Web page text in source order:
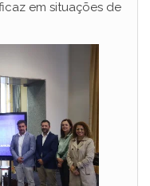
em situações de